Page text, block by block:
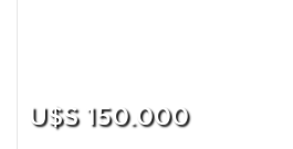
U$S 150.000